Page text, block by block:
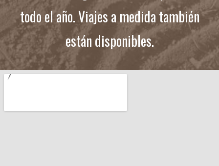
todo el año. Viajes a medida también
están disponibles.